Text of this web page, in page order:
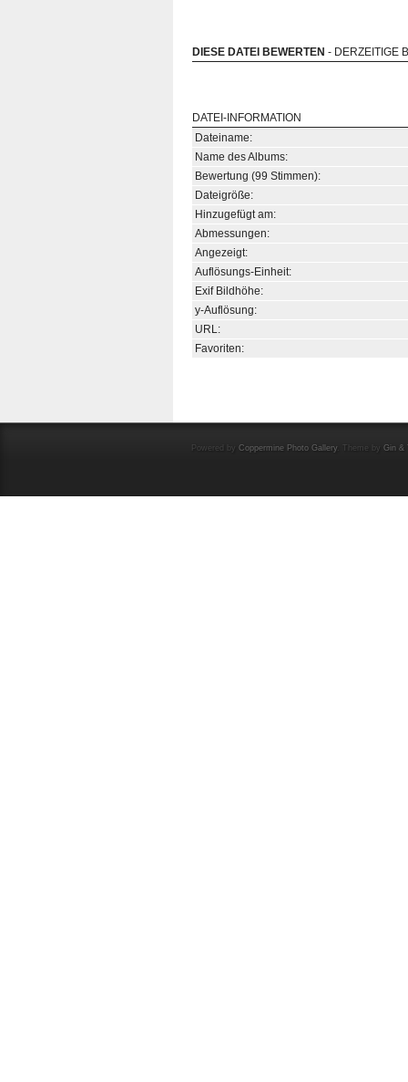
DIESE DATEI BEWERTEN - DERZEITIGE
DATEI-INFORMATION
Dateiname:
Name des Albums:
Bewertung (99 Stimmen):
Dateigröße:
Hinzugefügt am:
Abmessungen:
Angezeigt:
Auflösungs-Einheit:
Exif Bildhöhe:
y-Auflösung:
URL:
Favoriten:
Powered by Coppermine Photo Gallery. Theme by Gin &